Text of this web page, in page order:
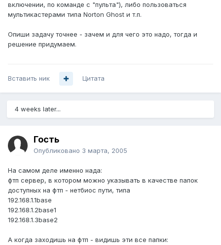
включении, по команде с "пульта"), либо пользоваться
мультикастерами типа Norton Ghost и т.п.
Опиши задачу точнее - зачем и для чего это надо, тогда и
решение придумаем.
Вставить ник Цитата
4 weeks later...
Гость
Опубликовано 3 марта, 2005
На самом деле именно нада:
фтп сервер, в котором можно указывать в качестве папок
доступных на фтп - нетбиос пути, типа
192.168.1.1base
192.168.1.2base1
192.168.1.3base2
А когда заходишь на фтп - видишь эти все папки: